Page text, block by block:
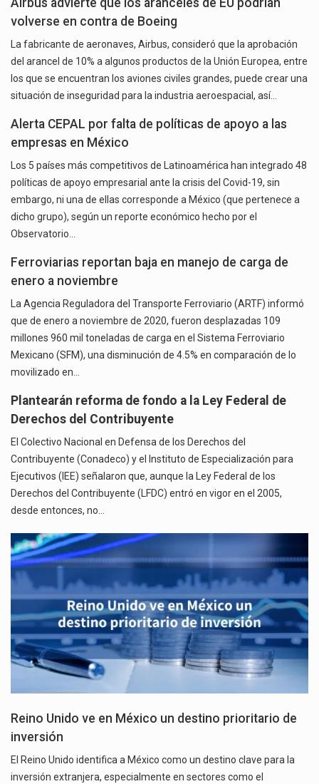
volverse en contra de Boeing
La fabricante de aeronaves, Airbus, consideró que la aprobación
del arancel de 10% a algunos productos de la Unión Europea, entre
los que se encuentran los aviones civiles grandes, puede crear una
situación de inseguridad para la industria aeroespacial, así…
Alerta CEPAL por falta de políticas de apoyo a las
empresas en México
Los 5 países más competitivos de Latinoamérica han integrado 48
políticas de apoyo empresarial ante la crisis del Covid-19, sin
embargo, ni una de ellas corresponde a México (que pertenece a
dicho grupo), según un reporte económico hecho por el
Observatorio…
Ferroviarias reportan baja en manejo de carga de
enero a noviembre
La Agencia Reguladora del Transporte Ferroviario (ARTF) informó
que de enero a noviembre de 2020, fueron desplazadas 109
millones 960 mil toneladas de carga en el Sistema Ferroviario
Mexicano (SFM), una disminución de 4.5% en comparación de lo
movilizado en…
Plantearán reforma de fondo a la Ley Federal de
Derechos del Contribuyente
El Colectivo Nacional en Defensa de los Derechos del
Contribuyente (Conadeco) y el Instituto de Especialización para
Ejecutivos (IEE) señalaron que, aunque la Ley Federal de los
Derechos del Contribuyente (LFDC) entró en vigor en el 2005,
desde entonces, no…
Reino Unido ve en México un destino prioritario de
inversión
El Reino Unido identifica a México como un destino clave para la
inversión extranjera, especialmente en sectores como el